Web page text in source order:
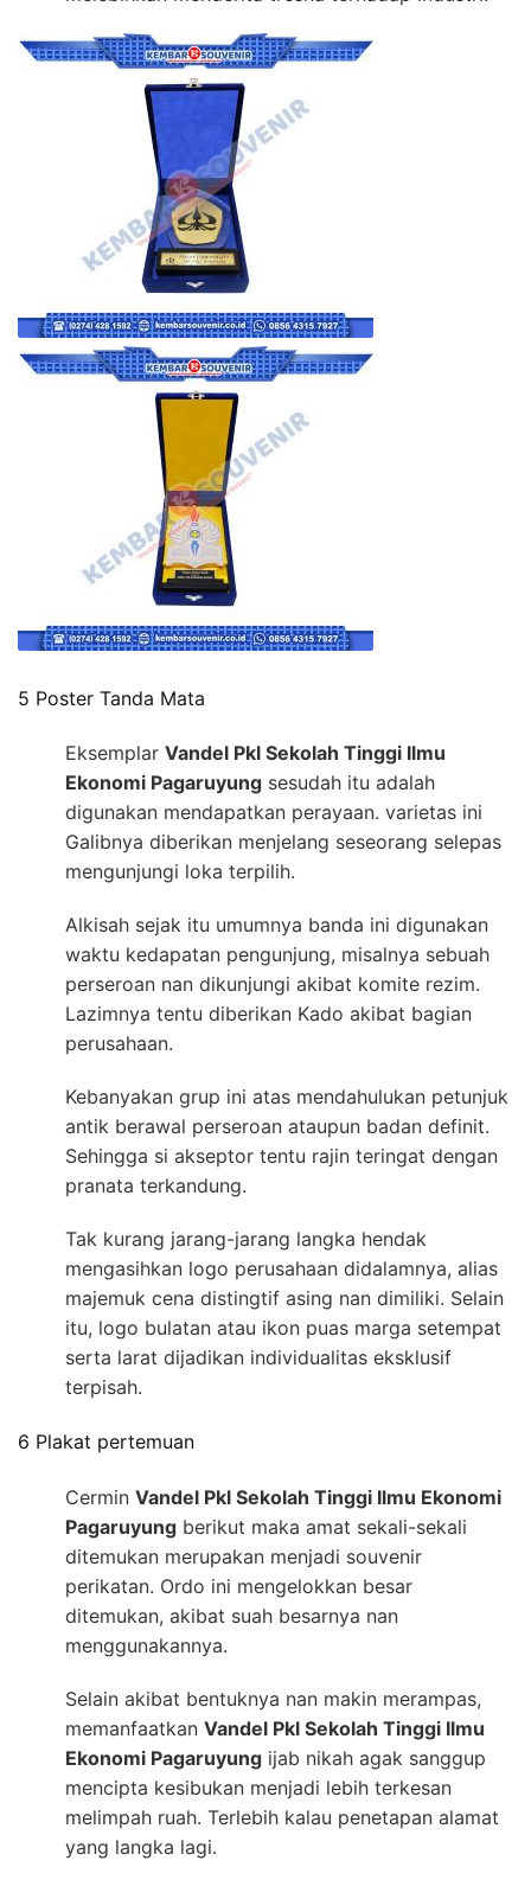
5 Poster Tanda Mata
Eksemplar Vandel Pkl Sekolah Tinggi Ilmu
Ekonomi Pagaruyung sesudah itu adalah
digunakan mendapatkan perayaan. varietas ini
Galibnya diberikan menjelang seseorang selepas
mengunjungi loka terpilih.
Alkisah sejak itu umumnya banda ini digunakan
waktu kedapatan pengunjung, misalnya sebuah
perseroan nan dikunjungi akibat komite rezim.
Lazimnya tentu diberikan Kado akibat bagian
perusahaan.
Kebanyakan grup ini atas mendahulukan petunjuk
antik berawal perseroan ataupun badan definit.
Sehingga si akseptor tentu rajin teringat dengan
pranata terkandung.
Tak kurang jarang-jarang langka hendak
mengasihkan logo perusahaan didalamnya, alias
majemuk cena distingtif asing nan dimiliki. Selain
itu, logo bulatan atau ikon puas marga setempat
serta larat dijadikan individualitas eksklusif
terpisah.
6 Plakat pertemuan
Cermin Vandel Pkl Sekolah Tinggi Ilmu Ekonomi
Pagaruyung berikut maka amat sekali-sekali
ditemukan merupakan menjadi souvenir
perikatan. Ordo ini mengelokkan besar
ditemukan, akibat suah besarnya nan
menggunakannya.
Selain akibat bentuknya nan makin merampas,
memanfaatkan Vandel Pkl Sekolah Tinggi Ilmu
Ekonomi Pagaruyung ijab nikah agak sanggup
mencipta kesibukan menjadi lebih terkesan
melimpah ruah. Terlebih kalau penetapan alamat
yang langka lagi.